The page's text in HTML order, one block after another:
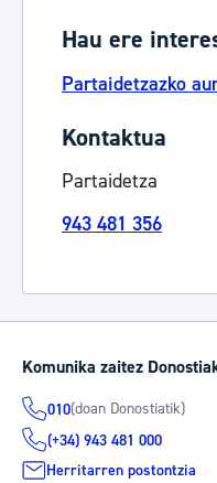
Hau ere
Partaidetzazko
Kontaktua
Partaidetza
943 481 356
Komunika zaitez
010(doan Donostiatik)
(+34) 943 481 000
Herritarren postontzia